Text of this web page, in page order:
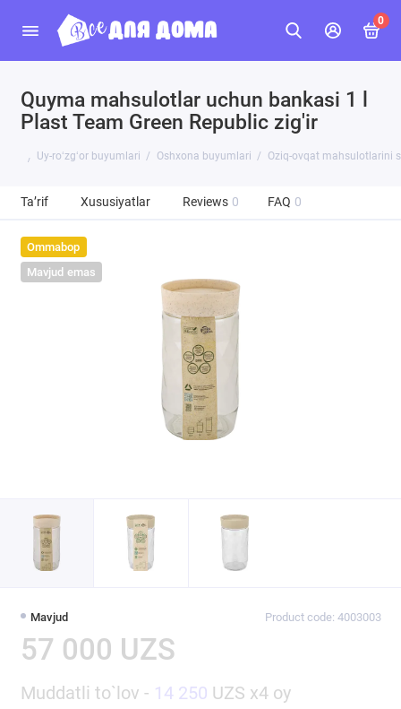
0
Quyma mahsulotlar uchun bankasi 1 l
Plast Team Green Republic zig'ir
Uy-roʻzgʻor buyumlari Oshxona buyumlari Oziq-ovqat mahsulotlarini
Ta’rif Xususiyatlar Reviews 0 FAQ 0
Ommabop
Mavjud emas
Mavjud Product code: 4003003
57 000 UZS
Muddatli to`lov - 14 250 UZS x4 oy